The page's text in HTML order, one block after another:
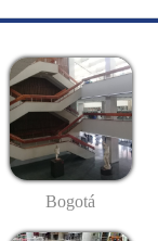
Bogotá